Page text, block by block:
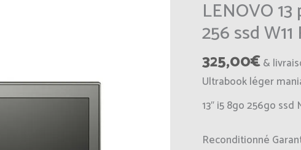
LENOVO
256 ssd
325,00€&
Ultrabook léger
13″ i5 8go 256go ssd
Reconditionné